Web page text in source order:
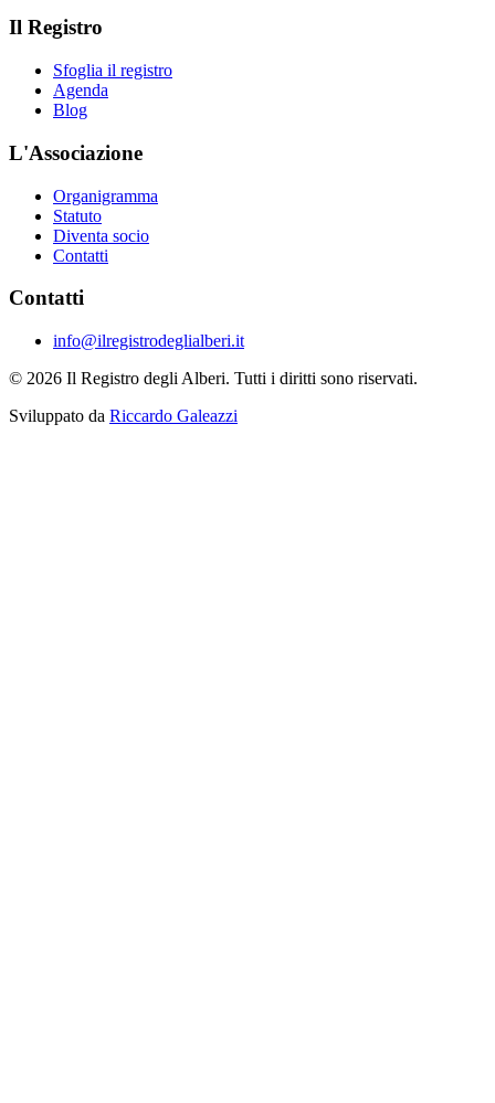
Il Registro
Sfoglia il registro
Agenda
Blog
L'Associazione
Organigramma
Statuto
Diventa socio
Contatti
Contatti
info@ilregistrodeglialberi.it
© 2026 Il Registro degli Alberi. Tutti i diritti sono riservati.
Sviluppato da Riccardo Galeazzi